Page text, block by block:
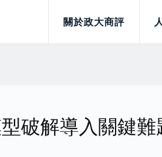
關於政大商評
破解導入關鍵難